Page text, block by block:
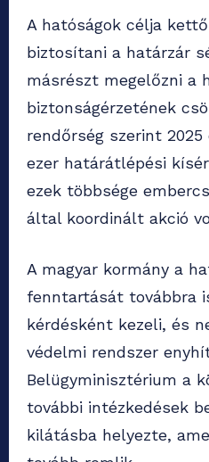
A hatóságok célja
biztosítani a határzár
másrészt megelőzni a
biztonságérzetének
rendőrség szerint
ezer határátlépési
ezek többsége
által koordinált akció
A magyar kormány a
fenntartását továbbra
kérdésként kezeli, és
védelmi rendszer
Belügyminisztérium a
további intézkedések
kilátásba helyezte,